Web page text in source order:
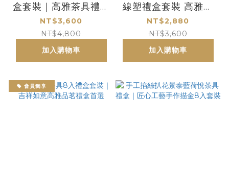
盒套裝｜高雅茶具禮盒
推薦 品味送禮首選
NT$3,600
NT$4,800
加入購物車
線塑禮盒套裝 高雅品
味送禮首選
NT$2,880
NT$3,600
加入購物車
會員獨享